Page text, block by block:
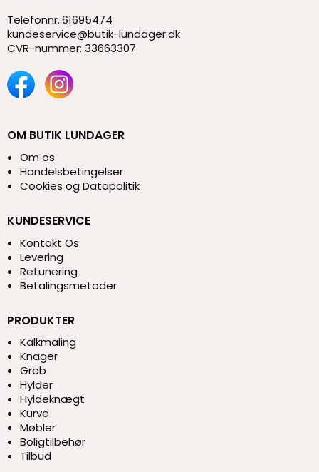
Telefonnr.:61695474
kundeservice@butik-lundager.dk
CVR-nummer: 33663307
OM BUTIK LUNDAGER
Om os
Handelsbetingelser
Cookies og Datapolitik
KUNDESERVICE
Kontakt Os
Levering
Retunering
Betalingsmetoder
PRODUKTER
Kalkmaling
Knager
Greb
Hylder
Hyldeknægt
Kurve
Møbler
Boligtilbehør
Tilbud